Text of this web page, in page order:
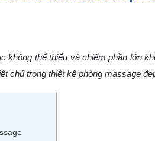
không thể thiếu và chiếm phần lớn
chú trọng thiết kế phòng massage